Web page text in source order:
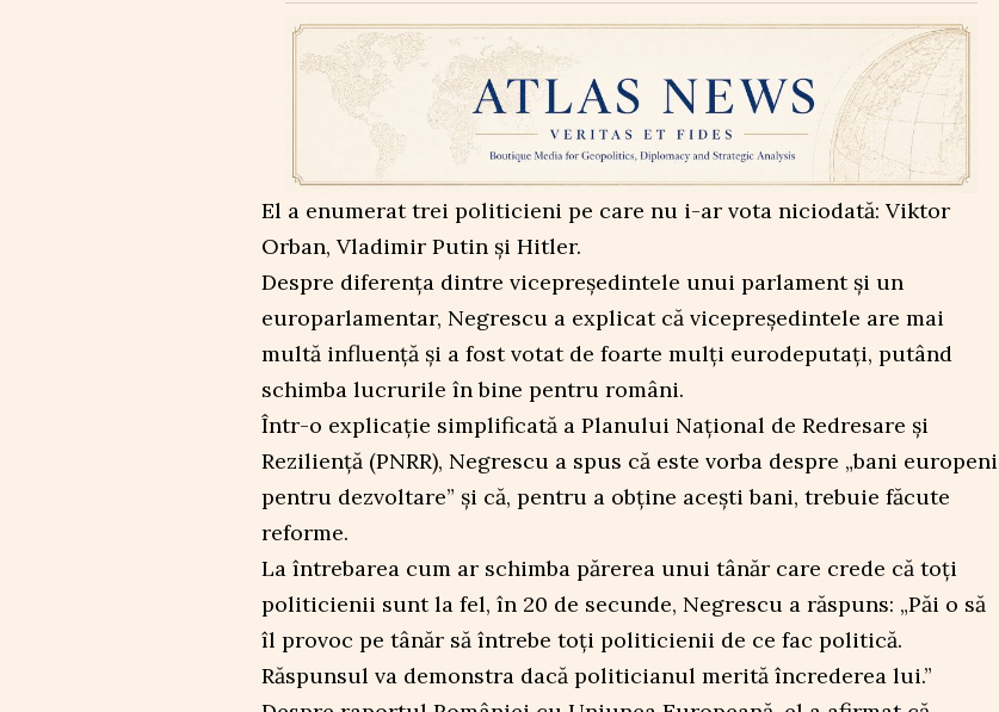
El a enumerat trei politicieni pe care nu i-ar vota niciodată: Viktor
Orban, Vladimir Putin și Hitler.
Despre diferența dintre vicepreședintele unui parlament și un
europarlamentar, Negrescu a explicat că vicepreședintele are mai
multă influență și a fost votat de foarte mulți eurodeputați, putând
schimba lucrurile în bine pentru români.
Într-o explicație simplificată a Planului Național de Redresare și
Reziliență (PNRR), Negrescu a spus că este vorba despre „bani europeni
pentru dezvoltare” și că, pentru a obține acești bani, trebuie făcute
reforme.
La întrebarea cum ar schimba părerea unui tânăr care crede că toți
politicienii sunt la fel, în 20 de secunde, Negrescu a răspuns: „Păi o să
îl provoc pe tânăr să întrebe toți politicienii de ce fac politică.
Răspunsul va demonstra dacă politicianul merită încrederea lui.”